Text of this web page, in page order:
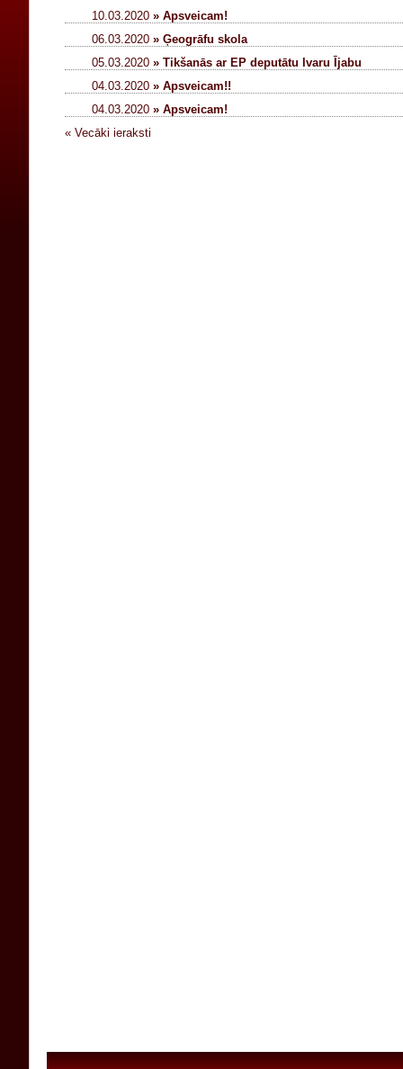
10.03.2020» Apsveicam!
06.03.2020» Ģeogrāfu skola
05.03.2020» Tikšanās ar EP deputātu Ivaru Ījabu
04.03.2020» Apsveicam!!
04.03.2020» Apsveicam!
« Vecāki ieraksti